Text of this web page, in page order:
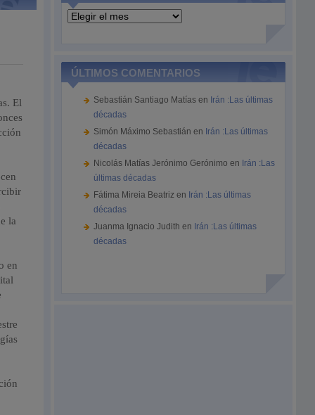
El
la
en
Archivos
ÚLTIMOS COMENTARIOS
Sebastián Santiago Matías en Irán :Las últimas
décadas
Simón Máximo Sebastián en Irán :Las últimas
décadas
Nicolás Matías Jerónimo Gerónimo en Irán :Las
últimas décadas
Fátima Mireia Beatriz en Irán :Las últimas
décadas
Juanma Ignacio Judith en Irán :Las últimas
décadas